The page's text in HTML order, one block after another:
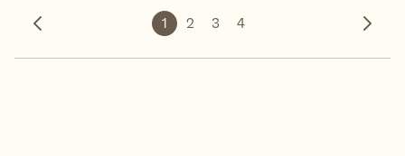
Forrige bilde
1 2 3 4